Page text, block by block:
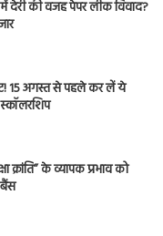
देरी की वजह पेपर लीक विवाद?
15 अगस्त से पहले कर लें ये
क्रांति” के व्यापक प्रभाव को
बैंस